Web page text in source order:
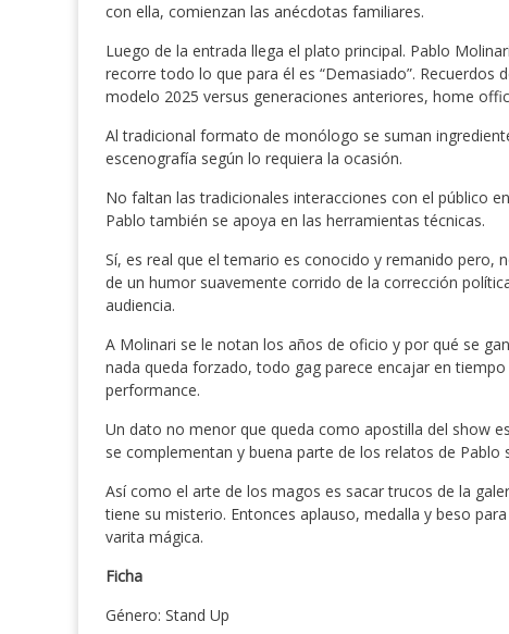
con ella, comienzan las anécdotas familiares.
Luego de la entrada llega el plato principal. Pablo
recorre todo lo que para él es “Demasiado”. Recuerdos
modelo 2025 versus generaciones anteriores, home
Al tradicional formato de monólogo se suman
escenografía según lo requiera la ocasión.
No faltan las tradicionales interacciones con el público
Pablo también se apoya en las herramientas técnicas.
Sí, es real que el temario es conocido y remanido pero,
de un humor suavemente corrido de la corrección
audiencia.
A Molinari se le notan los años de oficio y por qué se
nada queda forzado, todo gag parece encajar en
performance.
Un dato no menor que queda como apostilla del show
se complementan y buena parte de los relatos de Pablo
Así como el arte de los magos es sacar trucos de la
tiene su misterio. Entonces aplauso, medalla y beso
varita mágica.
Ficha
Género: Stand Up